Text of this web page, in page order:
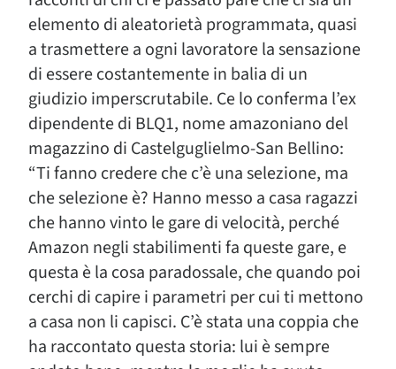
elemento di aleatorietà programmata, quasi
a trasmettere a ogni lavoratore la sensazione
di essere costantemente in balia di un
giudizio imperscrutabile. Ce lo conferma l’ex
dipendente di BLQ1, nome amazoniano del
magazzino di Castelguglielmo-San Bellino:
“Ti fanno credere che c’è una selezione, ma
che selezione è? Hanno messo a casa ragazzi
che hanno vinto le gare di velocità, perché
Amazon negli stabilimenti fa queste gare, e
questa è la cosa paradossale, che quando poi
cerchi di capire i parametri per cui ti mettono
a casa non li capisci. C’è stata una coppia che
ha raccontato questa storia: lui è sempre